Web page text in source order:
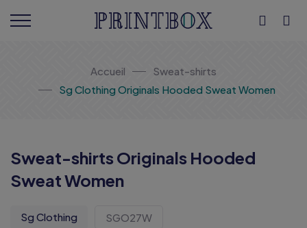
Accueil
Sweat-shirts
Sg Clothing Originals Hooded Sweat Women
Sweat-shirts Originals Hooded
Sweat Women
Sg Clothing SGO27W